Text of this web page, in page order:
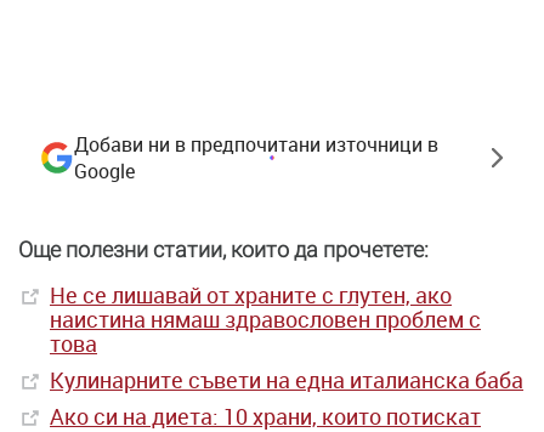
Добави ни в предпочитани източници в
Google
Още полезни статии, които да прочетете:
Не се лишавай от храните с глутен, ако
наистина нямаш здравословен проблем с
това
Кулинарните съвети на една италианска баба
Ако си на диета: 10 храни, които потискат